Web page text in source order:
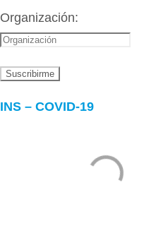
Organización:
INS – COVID-19